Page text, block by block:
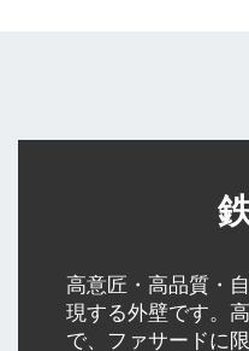
高意匠・高品質・
現する外壁です。
で、ファサードに